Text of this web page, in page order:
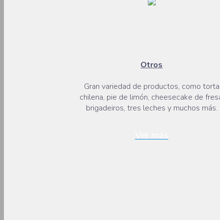
Otros
Gran variedad de productos, como torta
chilena, pie de limón, cheesecake de
brigadeiros, tres leches y muchos más.
Ver más